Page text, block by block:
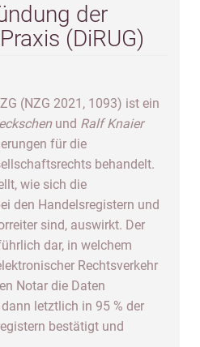
der
(DiRUG)
(NZG 2021, 1093) ist ein
und Ralf Knaier
für die
behandelt.
wie sich die
den Handelsregistern und
sind, auswirkt. Der
dar, in welchem
Rechtsverkehr
Notar die Daten
letztlich in 95 % der
bestätigt und